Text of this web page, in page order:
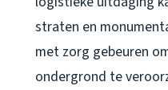
straten en
met zorg gebeuren
ondergrond te